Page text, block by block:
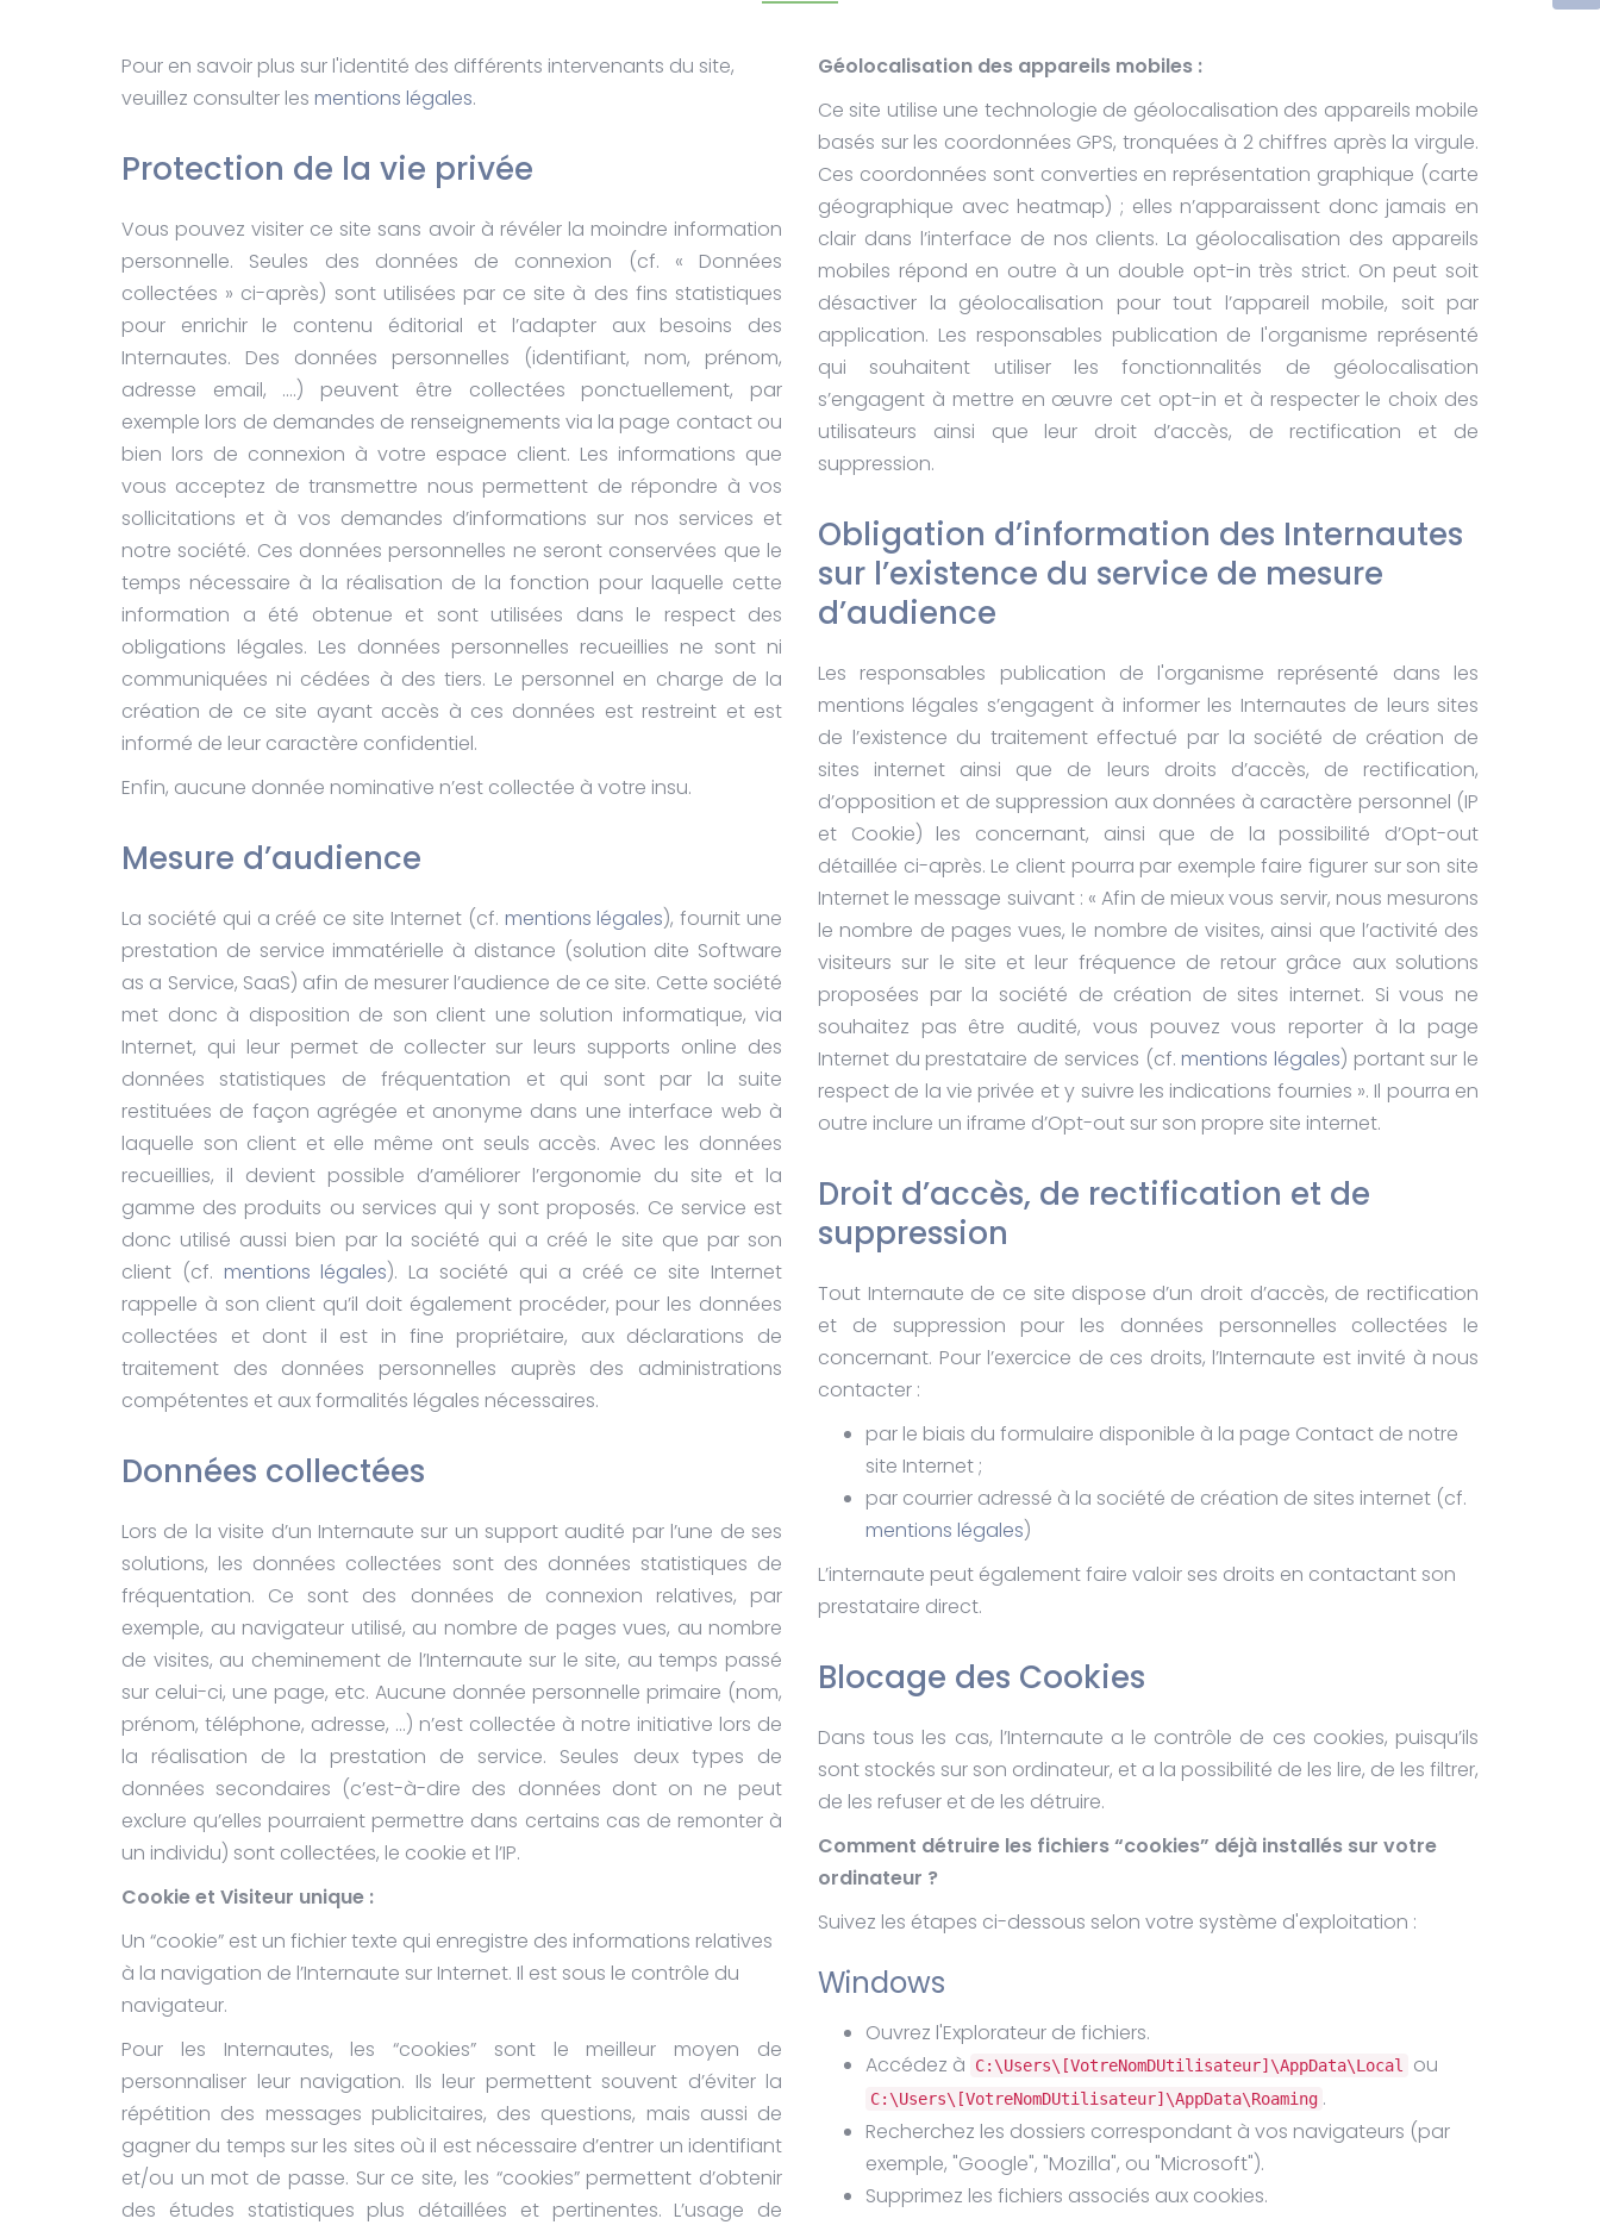
Pour en savoir plus sur l'identité des différents intervenants du site,
veuillez consulter les mentions légales.
Protection de la vie privée
Vous pouvez visiter ce site sans avoir à révéler la moindre information
personnelle. Seules des données de connexion (cf. « Données
collectées » ci-après) sont utilisées par ce site à des fins statistiques
pour enrichir le contenu éditorial et l’adapter aux besoins des
Internautes. Des données personnelles (identifiant, nom, prénom,
adresse email, ….) peuvent être collectées ponctuellement, par
exemple lors de demandes de renseignements via la page contact ou
bien lors de connexion à votre espace client. Les informations que
vous acceptez de transmettre nous permettent de répondre à vos
sollicitations et à vos demandes d’informations sur nos services et
notre société. Ces données personnelles ne seront conservées que le
temps nécessaire à la réalisation de la fonction pour laquelle cette
information a été obtenue et sont utilisées dans le respect des
obligations légales. Les données personnelles recueillies ne sont ni
communiquées ni cédées à des tiers. Le personnel en charge de la
création de ce site ayant accès à ces données est restreint et est
informé de leur caractère confidentiel.
Enfin, aucune donnée nominative n’est collectée à votre insu.
Mesure d’audience
La société qui a créé ce site Internet (cf. mentions légales), fournit une
prestation de service immatérielle à distance (solution dite Software
as a Service, SaaS) afin de mesurer l’audience de ce site. Cette société
met donc à disposition de son client une solution informatique, via
Internet, qui leur permet de collecter sur leurs supports online des
données statistiques de fréquentation et qui sont par la suite
restituées de façon agrégée et anonyme dans une interface web à
laquelle son client et elle même ont seuls accès. Avec les données
recueillies, il devient possible d’améliorer l’ergonomie du site et la
gamme des produits ou services qui y sont proposés. Ce service est
donc utilisé aussi bien par la société qui a créé le site que par son
client (cf. mentions légales). La société qui a créé ce site Internet
rappelle à son client qu’il doit également procéder, pour les données
collectées et dont il est in fine propriétaire, aux déclarations de
traitement des données personnelles auprès des administrations
compétentes et aux formalités légales nécessaires.
Données collectées
Lors de la visite d’un Internaute sur un support audité par l’une de ses
solutions, les données collectées sont des données statistiques de
fréquentation. Ce sont des données de connexion relatives, par
exemple, au navigateur utilisé, au nombre de pages vues, au nombre
de visites, au cheminement de l’Internaute sur le site, au temps passé
sur celui-ci, une page, etc. Aucune donnée personnelle primaire (nom,
prénom, téléphone, adresse, …) n’est collectée à notre initiative lors de
la réalisation de la prestation de service. Seules deux types de
données secondaires (c’est-à-dire des données dont on ne peut
exclure qu’elles pourraient permettre dans certains cas de remonter à
un individu) sont collectées, le cookie et l’IP.
Cookie et Visiteur unique :
Un “cookie” est un fichier texte qui enregistre des informations relatives
à la navigation de l’Internaute sur Internet. Il est sous le contrôle du
navigateur.
Pour les Internautes, les “cookies” sont le meilleur moyen de
personnaliser leur navigation. Ils leur permettent souvent d’éviter la
répétition des messages publicitaires, des questions, mais aussi de
gagner du temps sur les sites où il est nécessaire d’entrer un identifiant
et/ou un mot de passe. Sur ce site, les “cookies” permettent d’obtenir
des études statistiques plus détaillées et pertinentes. L’usage de
Géolocalisation des appareils mobiles :
Ce site utilise une technologie de géolocalisation des appareils mobile
basés sur les coordonnées GPS, tronquées à 2 chiffres après la virgule.
Ces coordonnées sont converties en représentation graphique (carte
géographique avec heatmap) ; elles n’apparaissent donc jamais en
clair dans l’interface de nos clients. La géolocalisation des appareils
mobiles répond en outre à un double opt-in très strict. On peut soit
désactiver la géolocalisation pour tout l’appareil mobile, soit par
application. Les responsables publication de l'organisme représenté
qui souhaitent utiliser les fonctionnalités de géolocalisation
s’engagent à mettre en œuvre cet opt-in et à respecter le choix des
utilisateurs ainsi que leur droit d’accès, de rectification et de
suppression.
Obligation d’information des Internautes
sur l’existence du service de mesure
d’audience
Les responsables publication de l'organisme représenté dans les
mentions légales s’engagent à informer les Internautes de leurs sites
de l’existence du traitement effectué par la société de création de
sites internet ainsi que de leurs droits d’accès, de rectification,
d’opposition et de suppression aux données à caractère personnel (IP
et Cookie) les concernant, ainsi que de la possibilité d’Opt-out
détaillée ci-après. Le client pourra par exemple faire figurer sur son site
Internet le message suivant : « Afin de mieux vous servir, nous mesurons
le nombre de pages vues, le nombre de visites, ainsi que l’activité des
visiteurs sur le site et leur fréquence de retour grâce aux solutions
proposées par la société de création de sites internet. Si vous ne
souhaitez pas être audité, vous pouvez vous reporter à la page
Internet du prestataire de services (cf.mentions légales) portant sur le
respect de la vie privée et y suivre les indications fournies ». Il pourra en
outre inclure un iframe d’Opt-out sur son propre site internet.
Droit d’accès, de rectification et de
suppression
Tout Internaute de ce site dispose d’un droit d’accès, de rectification
et de suppression pour les données personnelles collectées le
concernant. Pour l’exercice de ces droits, l’Internaute est invité à nous
contacter :
par le biais du formulaire disponible à la page Contact de notre
site Internet ;
par courrier adressé à la société de création de sites internet (cf.
mentions légales)
L’internaute peut également faire valoir ses droits en contactant son
prestataire direct.
Blocage des Cookies
Dans tous les cas, l’Internaute a le contrôle de ces cookies, puisqu’ils
sont stockés sur son ordinateur, et a la possibilité de les lire, de les filtrer,
de les refuser et de les détruire.
Comment détruire les fichiers “cookies” déjà installés sur votre
ordinateur ?
Suivez les étapes ci-dessous selon votre système d'exploitation :
Windows
Ouvrez l'Explorateur de fichiers.
Accédez à
C:\Users\[VotreNomDUtilisateur]\AppData\Local ou
C:\Users\[VotreNomDUtilisateur]\AppData\Roaming .
Recherchez les dossiers correspondant à vos navigateurs (par
exemple, "Google", "Mozilla", ou "Microsoft").
Supprimez les fichiers associés aux cookies.